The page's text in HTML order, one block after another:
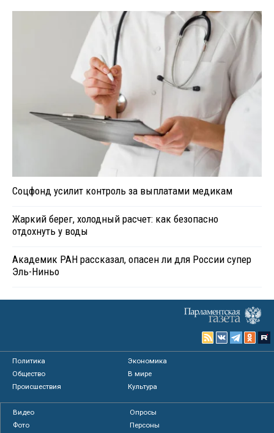
Соцфонд усилит контроль за выплатами медикам
Жаркий берег, холодный расчет: как безопасно
отдохнуть у воды
Академик РАН рассказал, опасен ли для России супер
Эль-Ниньо
Политика
Экономика
Общество
В мире
Происшествия
Культура
Видео
Опросы
Фото
Персоны